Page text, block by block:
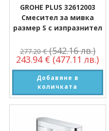
GROHE PLUS 32612003
Смесител за мивка
размер S с изпразнител
277.20€ (542.16 лв.)
243.94 € (477.11 лв.)
Добавяне в
количката